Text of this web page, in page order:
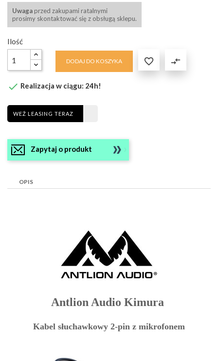
Uwaga przed zakupami ratalnymi
prosimy skontaktować się z obsługą sklepu.
Ilość
DODAJ DO KOSZYKA  compare_arrows
 Realizacja w ciągu: 24h!
WEŹ LEASING TERAZ
Zapytaj o produkt
OPIS
Antlion Audio Kimura
Kabel słuchawkowy 2-pin z mikrofonem